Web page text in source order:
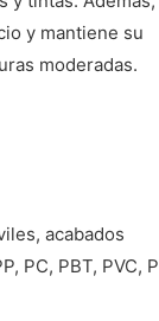
y mantiene su
moderadas.
acabados
PC, PBT, PVC,